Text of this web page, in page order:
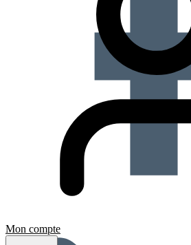
Mon compte